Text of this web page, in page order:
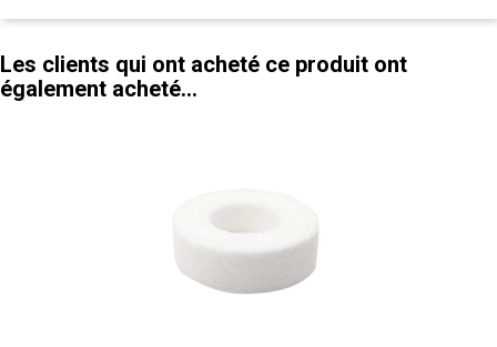
Les clients qui ont acheté ce produit ont
également acheté...